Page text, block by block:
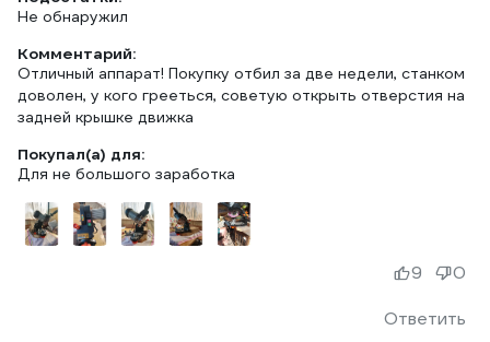
Не обнаружил
Комментарий:
Отличный аппарат! Покупку отбил за две недели, станком
доволен, у кого грееться, советую открыть отверстия на
задней крышке движка
Покупал(а) для:
Для не большого заработка
Ответить
9 0